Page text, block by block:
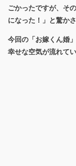
ごかったですが、そ
になった！」と驚か
今回の「お嫁くん婚
幸せな空気が流れて